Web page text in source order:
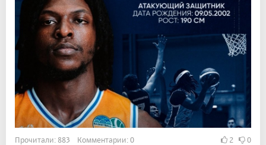
Прочитали: 883 Комментарии: 0 2 0